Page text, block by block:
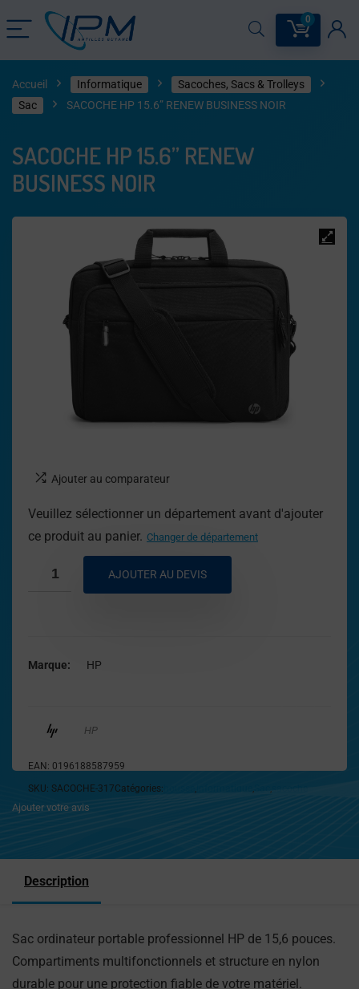
0
Accueil Informatique
Sacoches, Sacs & Trolleys
Sac
SACOCHE HP 15.6” RENEW BUSINESS NOIR
SACOCHE HP 15.6” RENEW
BUSINESS NOIR
Ajouter au comparateur
Veuillez sélectionner un département avant d'ajouter
ce produit au panier. Changer de département
AJOUTER AU DEVIS
Marque HP
HP
EAN: 0196188587959
SKU: SACOCHE-317Catégories: , , ,
Ajouter votre avis
Description
Sac ordinateur portable professionnel HP de 15,6 pouces.
Compartiments multifonctionnels et structure en nylon
durable pour une protection fiable de votre matériel.